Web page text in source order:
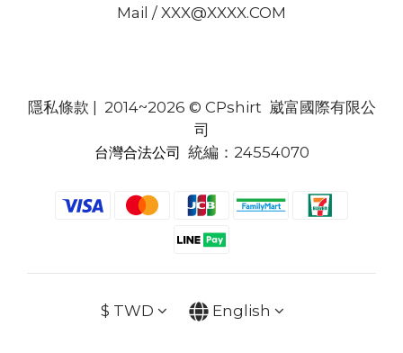
Mail / XXX@XXXX.COM
隱私條款 | 2014~2026 © CPshirt 崴富國際有限公
司
台灣合法公司 統編：24554070
$ TWD English